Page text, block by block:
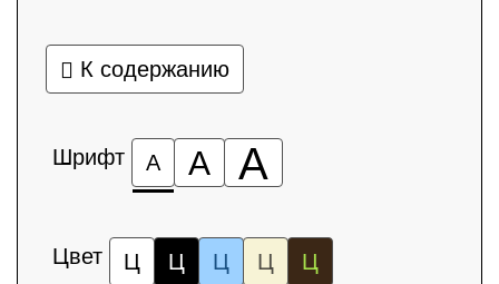
К содержанию
Шрифт А А А
Цвет Ц Ц Ц Ц Ц